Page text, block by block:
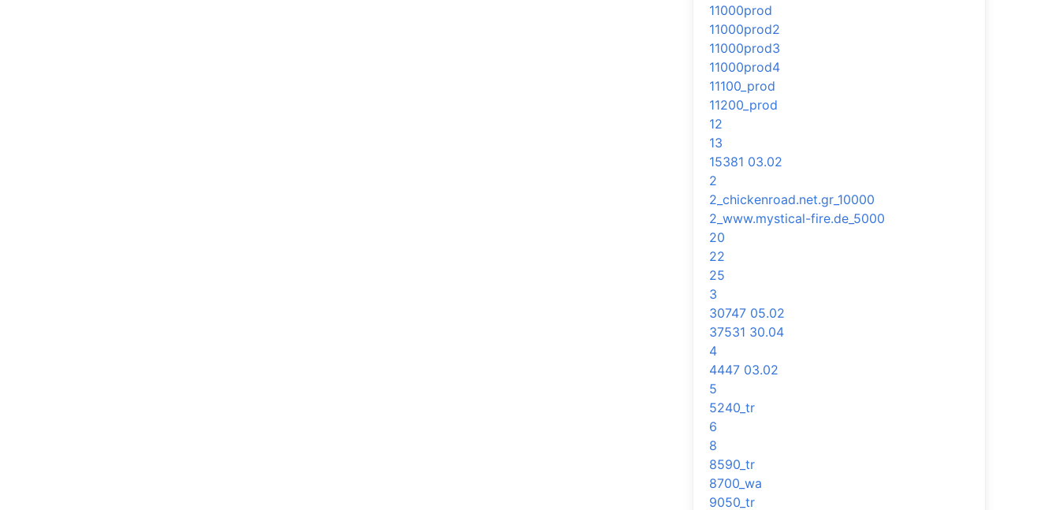
11000prod
11000prod2
11000prod3
11000prod4
11100_prod
11200_prod
12
13
15381 03.02
2
2_chickenroad.net.gr_10000
2_www.mystical-fire.de_5000
20
22
25
3
30747 05.02
37531 30.04
4
4447 03.02
5
5240_tr
6
8
8590_tr
8700_wa
9050_tr